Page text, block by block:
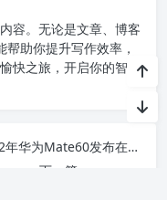
容。无论是文章、博客
助你提升写作效率，
快之旅，开启你的智能
2022年华为Mate60发布在即，众多用户期待的参数配置和使用体验大揭秘！
下一篇